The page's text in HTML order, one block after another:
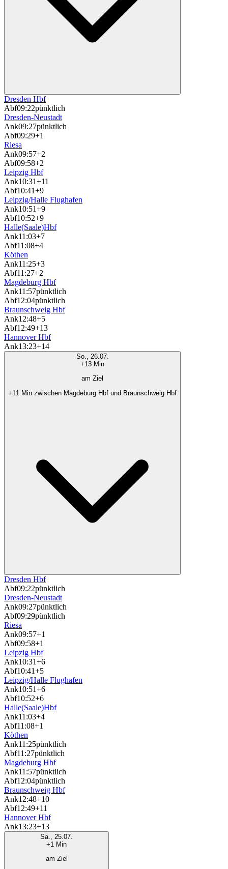
Dresden Hbf
Abf09:22pünktlich
Dresden-Neustadt
Ank09:27pünktlich
Abf09:29+1
Riesa
Ank09:57+2
Abf09:58+2
Leipzig Hbf
Ank10:31+11
Abf10:41+9
Leipzig/Halle Flughafen
Ank10:51+9
Abf10:52+9
Halle(Saale)Hbf
Ank11:03+7
Abf11:08+4
Köthen
Ank11:25+3
Abf11:27+2
Magdeburg Hbf
Ank11:57pünktlich
Abf12:04pünktlich
Braunschweig Hbf
Ank12:48+5
Abf12:49+13
Hannover Hbf
Ank13:23+14
So., 26.07.
+13 Min
am Ziel
+11 Min zwischen Magdeburg Hbf und Braunschweig Hbf
Dresden Hbf
Abf09:22pünktlich
Dresden-Neustadt
Ank09:27pünktlich
Abf09:29pünktlich
Riesa
Ank09:57+1
Abf09:58+1
Leipzig Hbf
Ank10:31+6
Abf10:41+5
Leipzig/Halle Flughafen
Ank10:51+6
Abf10:52+6
Halle(Saale)Hbf
Ank11:03+4
Abf11:08+1
Köthen
Ank11:25pünktlich
Abf11:27pünktlich
Magdeburg Hbf
Ank11:57pünktlich
Abf12:04pünktlich
Braunschweig Hbf
Ank12:48+10
Abf12:49+11
Hannover Hbf
Ank13:23+13
Sa., 25.07.
+1 Min
am Ziel